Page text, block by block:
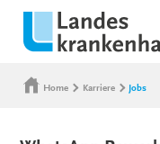
Home Karriere Jobs